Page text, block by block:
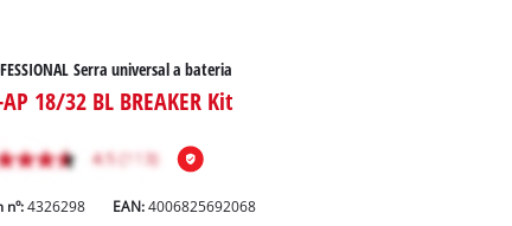
Serra universal a bateria
18/32 BL BREAKER Kit
nº:4326298 EAN:4006825692068